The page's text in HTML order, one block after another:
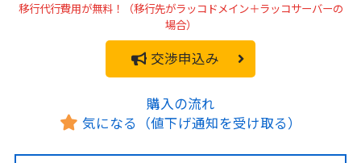
移行代行費用が無料！（移行先がラッコドメイン＋ラッコサーバーの
場合）
交渉申込み
購入の流れ
気になる（値下げ通知を受け取る）